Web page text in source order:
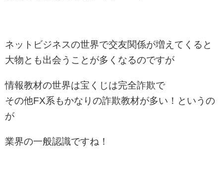
ネットビジネスの世界で交友関係が増えてくると
大物とも出会うことが多くなるのですが
情報教材の世界は宝くじは完全詐欺で
その他FX系もかなりの詐欺教材が多い！というの
が
業界の一般認識ですね！